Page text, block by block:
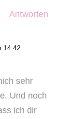
Antworten
14:42
sehr
Und noch
ich dir